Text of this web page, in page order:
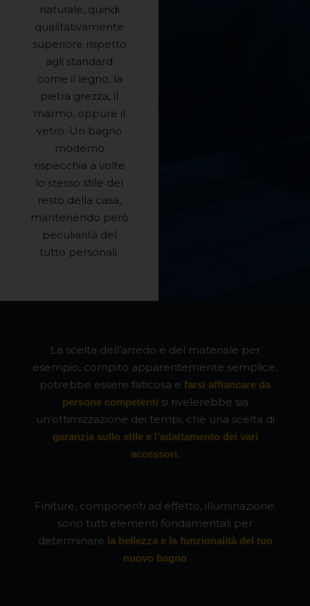
naturale, quindi
qualitativamente
superiore rispetto
agli standard
come il legno, la
pietra grezza, il
marmo, oppure il
vetro. Un bagno
moderno
rispecchia a volte
lo stesso stile del
resto della casa,
mantenendo però
peculiarità del
tutto personali.
La scelta dell’arredo e del materiale per
esempio, compito apparentemente semplice,
potrebbe essere faticosa e farsi affiancare da
persone competenti si rivelerebbe sia
un’ottimizzazione dei tempi, che una scelta di
garanzia sullo stile e l’adattamento dei vari
accessori.
Finiture, componenti ad effetto, illuminazione:
sono tutti elementi fondamentali per
determinare la bellezza e la funzionalità del tuo
nuovo bagno